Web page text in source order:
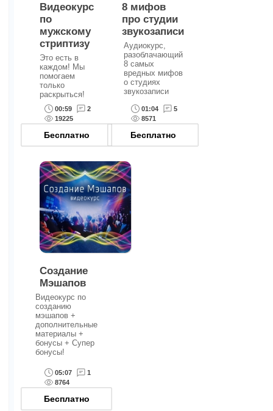
Видеокурс
по
мужскому
стриптизу
Это есть в
каждом! Мы
помогаем
только
раскрыться!
00:59
2
19225
Бесплатно
8 мифов
про студии
звукозаписи
Аудиокурс,
разоблачающий
8 самых
вредных мифов
о студиях
звукозаписи
01:04
5
8571
Бесплатно
Создание
Мэшапов
Видеокурс по
созданию
мэшапов +
дополнительные
материалы +
бонусы + Супер
бонусы!
05:07
1
8764
Бесплатно